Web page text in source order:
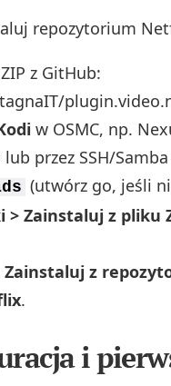
repozytorium
z GitHub:
w OSMC, np.
przez SSH/
(utwórz go, jeśli
> Zainstaluj z pliku
Zainstaluj z
.
i